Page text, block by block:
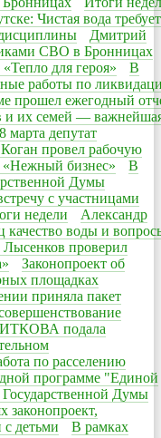
Чистая вода требует
Дмитрий
СВО в Бронницах
для героя»
В
работы по
прошел ежегодный
и их семей —
марта депутат
провел рабочую
«Нежный бизнес»
В
Думы
с участницами
недели
Александр
качество воды и
проверил
Законопроект об
площадках
приняла пакет
подала
по расселению
программе "Единой
Думы
законопроект,
детьми
В рамках